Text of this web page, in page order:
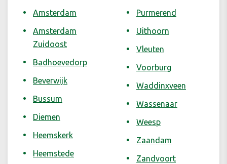
Amsterdam
Amsterdam
Zuidoost
Badhoevedorp
Beverwijk
Bussum
Diemen
Heemskerk
Heemstede
Purmerend
Uithoorn
Vleuten
Voorburg
Waddinxveen
Wassenaar
Weesp
Zaandam
Zandvoort